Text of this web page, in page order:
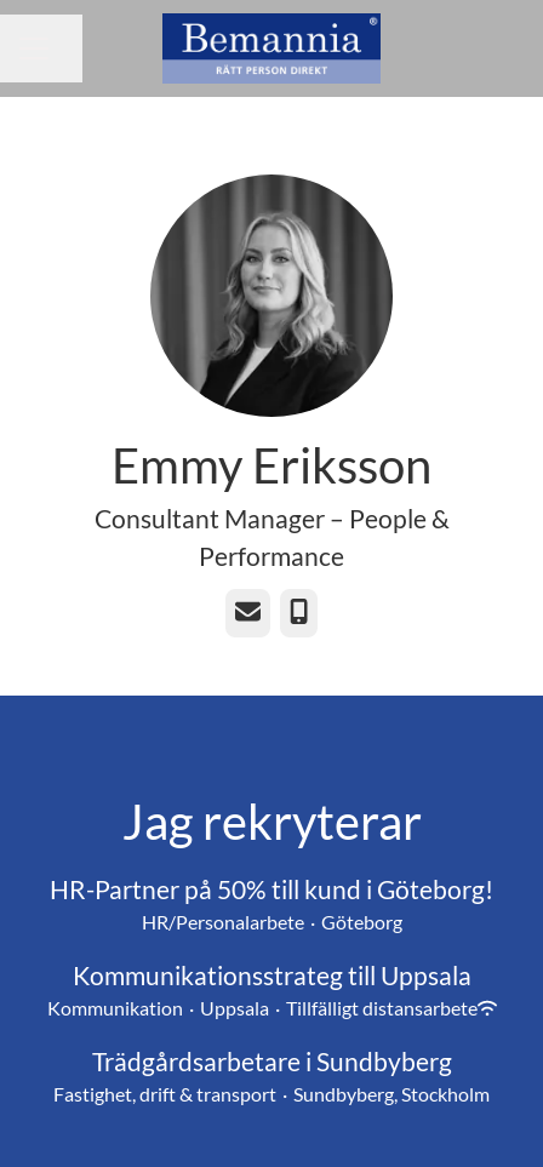
Emmy Eriksson
Consultant Manager – People &
Performance
E-post Telefon
Jag rekryterar
HR-Partner på 50% till kund i Göteborg!
HR/Personalarbete · Göteborg
Kommunikationsstrateg till Uppsala
Kommunikation · Uppsala · Tillfälligt distansarbete
Trädgårdsarbetare i Sundbyberg
Fastighet, drift & transport · Sundbyberg, Stockholm